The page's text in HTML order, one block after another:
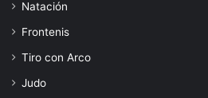
Natación
Frontenis
Tiro con Arco
Judo